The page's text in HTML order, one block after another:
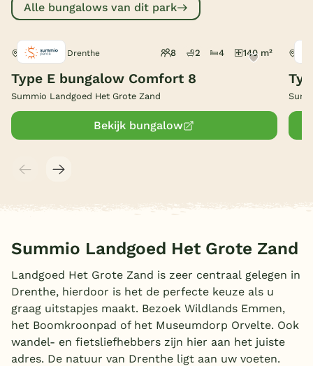
Alle bungalows van dit park
Hooghalen, Drenthe 8 2 4 140 m²
Type E bungalow Comfort 8
Summio Landgoed Het Grote Zand
Bekijk bungalow
Summio Landgoed Het Grote Zand
Landgoed Het Grote Zand is zeer centraal gelegen in
Drenthe, hierdoor is het de perfecte keuze als u
graag uitstapjes maakt. Bezoek Wildlands Emmen,
het Boomkroonpad of het Museumdorp Orvelte. Ook
wandel- en fietsliefhebbers zijn hier aan het juiste
adres. De natuur van Drenthe ligt aan uw voeten.